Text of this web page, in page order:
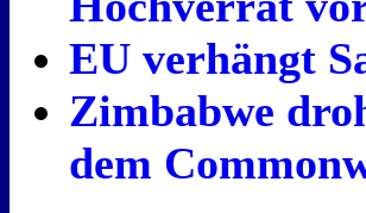
EU verhängt
Zimbabwe
dem